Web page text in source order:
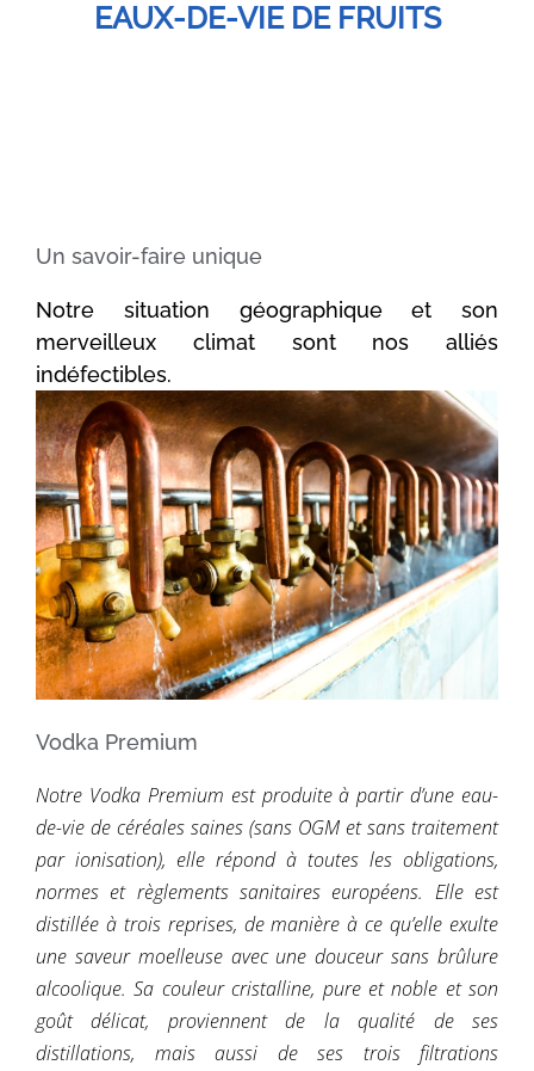
EAUX-DE-VIE DE FRUITS
Un savoir-faire unique
Notre situation géographique et son
merveilleux climat sont nos alliés
indéfectibles.
Vodka Premium
Notre Vodka Premium est produite à partir d’une eau-
de-vie de céréales saines (sans OGM et sans traitement
par ionisation), elle répond à toutes les obligations,
normes et règlements sanitaires européens. Elle est
distillée à trois reprises, de manière à ce qu’elle exulte
une saveur moelleuse avec une douceur sans brûlure
alcoolique. Sa couleur cristalline, pure et noble et son
goût délicat, proviennent de la qualité de ses
distillations, mais aussi de ses trois filtrations